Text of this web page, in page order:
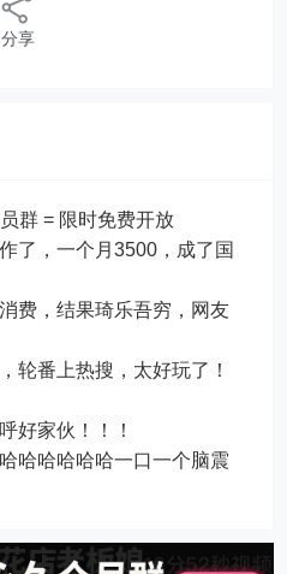
分享
群 = 限时免费开放
了，一个月3500，成了国
费，结果琦乐吾穷，网友
轮番上热搜，太好玩了！
好家伙！！！
哈哈哈哈哈一口一个脑震